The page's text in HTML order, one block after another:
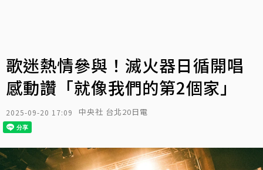
歌迷熱情參與！滅火器日循開唱
感動讚「就像我們的第2個家」
2025-09-20 17:09 中央社 台北20日電